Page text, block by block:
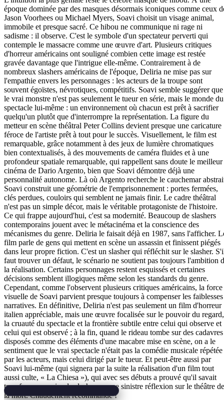
époque dominée par des masques désormais iconiques comme ceux
Jason Voorhees ou Michael Myers, Soavi choisit un visage animal,
immobile et presque sacré. Ce hibou ne communique ni rage ni
sadisme : il observe. C'est le symbole d'un spectateur perverti qui
contemple le massacre comme une œuvre d'art. Plusieurs critiques
d'horreur américains ont souligné combien cette image est restée
gravée davantage que l'intrigue elle-même. Contrairement à de
nombreux slashers américains de l'époque, Deliria ne mise pas sur
l'empathie envers les personnages : les acteurs de la troupe sont
souvent égoïstes, névrotiques, compétitifs. Soavi semble suggérer que
le vrai monstre n'est pas seulement le tueur en série, mais le monde du
spectacle lui-même : un environnement où chacun est prêt à sacrifier
quelqu'un plutôt que d'interrompre la représentation. La figure du
metteur en scène théâtral Peter Collins devient presque une caricature
féroce de l'artiste prêt à tout pour le succès. Visuellement, le film est
remarquable, grâce notamment à des jeux de lumière chromatiques
bien contextualisés, à des mouvements de caméra fluides et à une
profondeur spatiale remarquable, qui rappellent sans doute le meilleur
cinéma de Dario Argento, bien que Soavi démontre déjà une
personnalité autonome. Là où Argento recherche le cauchemar
Soavi construit une géométrie de l'emprisonnement : portes fermées,
clés perdues, couloirs qui semblent ne jamais finir. Le cadre théâtral
n'est pas un simple décor, mais le véritable protagoniste de l'histoire.
Ce qui frappe aujourd'hui, c'est sa modernité. Beaucoup de slashers
contemporains jouent avec le métacinéma et la conscience des
mécanismes du genre. Deliria le faisait déjà en 1987, sans l'afficher.
film parle de gens qui mettent en scène un assassin et finissent piégés
dans leur propre fiction. C'est un slasher qui réfléchit sur le slasher.
faut trouver un défaut, le scénario ne soutient pas toujours l'ambition
la réalisation. Certains personnages restent esquissés et certaines
décisions semblent illogiques même selon les standards du genre.
Cependant, comme l'observent plusieurs critiques américains, la force
visuelle de Soavi parvient presque toujours à compenser les faiblesses
narratives. En définitive, Deliria n'est pas seulement un film d'horreur
italien appréciable, mais une œuvre focalisée sur le pouvoir du regard,
la cruauté du spectacle et la frontière subtile entre celui qui observe et
celui qui est observé ; à la fin, quand le rideau tombe sur des cadavres
disposés comme des éléments d'une macabre mise en scène, on a le
sentiment que le vrai spectacle n'était pas la comédie musicale répétée
par les acteurs, mais celui dirigé par le tueur. Et peut-être aussi par
Soavi lui-même (qui signera par la suite la réalisation d'un film tout
aussi culte, « La Chiesa »), qui avec ses débuts a prouvé qu'il savait
transformer un simple slasher en une sinistre réflexion sur le théâtre de
la mort. Chaudement recommandé !